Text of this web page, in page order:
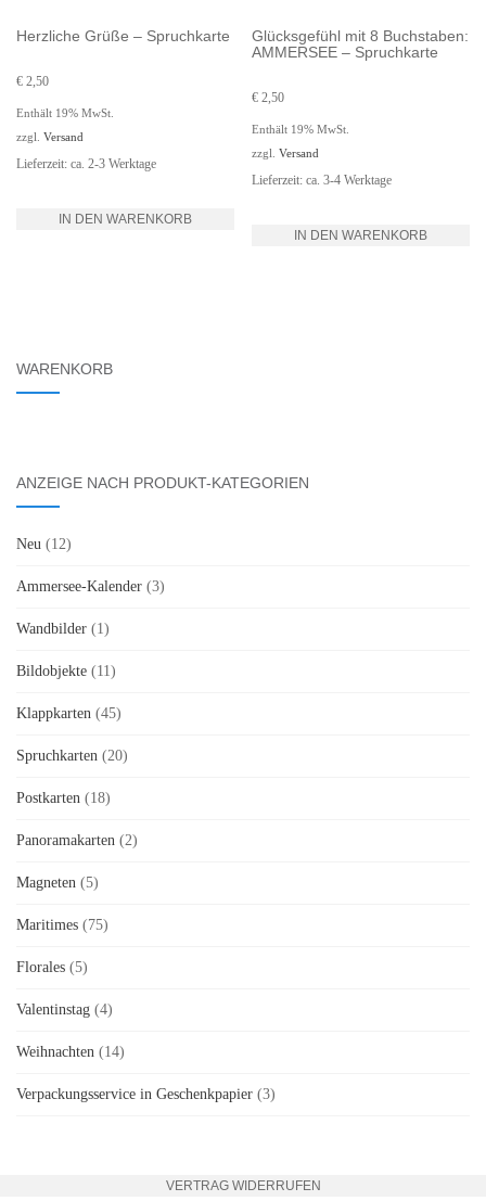
Herzliche Grüße – Spruchkarte
€ 2,50
Enthält 19% MwSt.
zzgl. Versand
Lieferzeit: ca. 2-3 Werktage
IN DEN WARENKORB
Glücksgefühl mit 8 Buchstaben:
AMMERSEE – Spruchkarte
€ 2,50
Enthält 19% MwSt.
zzgl.Versand
Lieferzeit: ca. 3-4 Werktage
IN DEN WARENKORB
WARENKORB
ANZEIGE NACH PRODUKT-KATEGORIEN
Neu (12)
Ammersee-Kalender (3)
Wandbilder (1)
Bildobjekte (11)
Klappkarten (45)
Spruchkarten (20)
Postkarten (18)
Panoramakarten (2)
Magneten (5)
Maritimes (75)
Florales (5)
Valentinstag (4)
Weihnachten (14)
Verpackungsservice in Geschenkpapier (3)
VERTRAG WIDERRUFEN